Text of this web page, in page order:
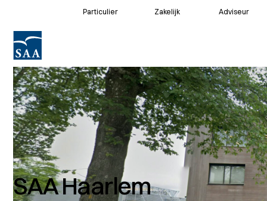
Particulier Zakelijk Adviseur
Voor klanten
Voor adviseurs
SAA Haarlem